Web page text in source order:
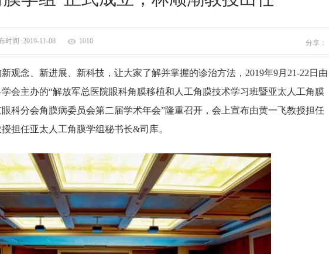
时间 :2019-11-08 1010 分享：
念、新进展、新科技，让大家了解并掌握的诊治方法，2019年9月21-22日由
会主办的“解放军总医院眼科角膜移植和人工角膜技术学习班暨亚太人工角膜
科分会角膜病委员会第二届学术年会”隆重召开，会上宣布由黄一飞教授担任
担任亚太人工角膜学组秘书长&司库。